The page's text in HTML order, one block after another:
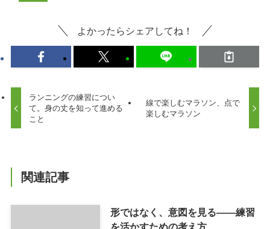
よかったらシェアしてね！
ランニングの練習につい
て。身の丈を知って進める
こと
線で楽しむマラソン、点で
楽しむマラソン
関連記事
形ではなく、意図を見る——練習
を活かすための考え方